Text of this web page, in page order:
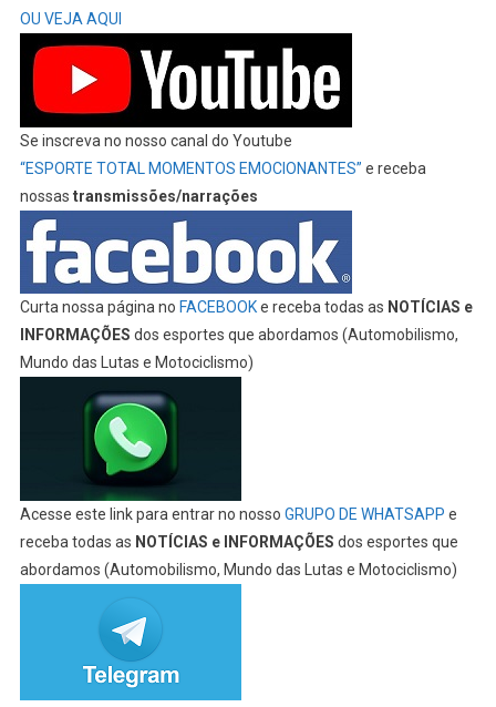
OU VEJA AQUI
Se inscreva no nosso canal do Youtube
“ESPORTE TOTAL MOMENTOS EMOCIONANTES” e receba
nossas transmissões/narrações
Curta nossa página no FACEBOOKe receba todas as NOTÍCIAS e
INFORMAÇÕES dos esportes que abordamos (Automobilismo,
Mundo das Lutas e Motociclismo)
Acesse este link para entrar no nosso GRUPO DE WHATSAPP e
receba todas as NOTÍCIAS e INFORMAÇÕES dos esportes que
abordamos (Automobilismo, Mundo das Lutas e Motociclismo)